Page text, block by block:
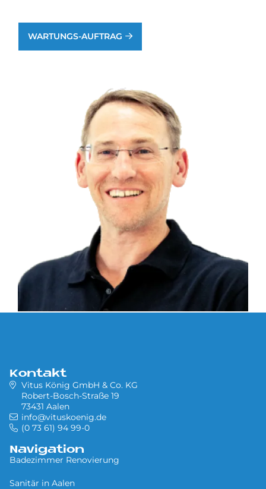
WARTUNGS-AUFTRAG
Kontakt
Vitus König GmbH & Co. KG
Robert-Bosch-Straße 19
73431 Aalen
info@vituskoenig.de
(0 73 61) 94 99-0
Navigation
Badezimmer Renovierung
Sa­ni­tär in Aa­len